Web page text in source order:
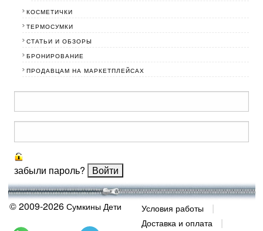
КОСМЕТИЧКИ
ТЕРМОСУМКИ
СТАТЬИ И ОБЗОРЫ
БРОНИРОВАНИЕ
ПРОДАВЦАМ НА МАРКЕТПЛЕЙСАХ
забыли пароль?
© 2009-2026 Сумкины Дети
Условия работы
Доставка и оплата